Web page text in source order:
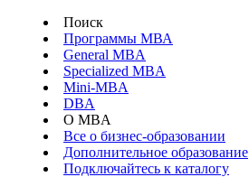
Поиск
Программы МВА
General MBA
Specialized MBA
Mini-MBA
DBA
О MBA
Все о бизнес-образовании
Дополнительное образование
Подключайтесь к каталогу